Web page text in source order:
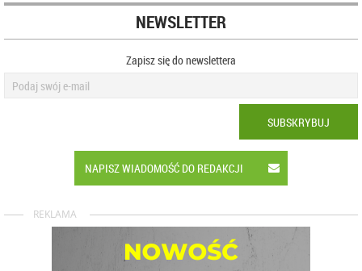
NEWSLETTER
Zapisz się do newslettera
SUBSKRYBUJ
NAPISZ WIADOMOŚĆ DO REDAKCJI
REKLAMA